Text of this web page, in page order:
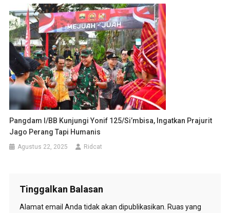
Pangdam I/BB Kunjungi Yonif 125/Si’mbisa, Ingatkan Prajurit
Jago Perang Tapi Humanis
Agustus 22, 2025 Ridcat
Tinggalkan Balasan
Alamat email Anda tidak akan dipublikasikan. Ruas yang